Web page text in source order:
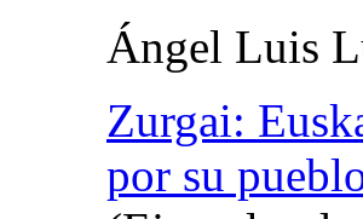
Ángel Luis
Zurgai:
por su